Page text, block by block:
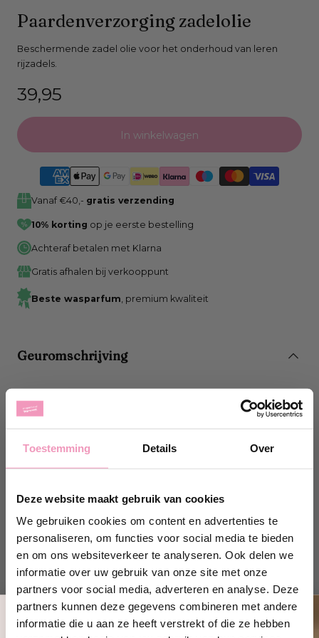
Toestemming Details Over
Deze website maakt gebruik van cookies
We gebruiken cookies om content en advertenties te
personaliseren, om functies voor social media te bieden
en om ons websiteverkeer te analyseren. Ook delen we
informatie over uw gebruik van onze site met onze
partners voor social media, adverteren en analyse. Deze
partners kunnen deze gegevens combineren met andere
informatie die u aan ze heeft verstrekt of die ze hebben
Open
0
in
venster
Paardenverzorging zadelolie
Beschermende zadel olie voor het onderhoud van leren
rijzadels.
Normale
prijs
39,95
In winkelwagen
Vanaf €40,- gratis verzending
10% korting op je eerste bestelling
Achteraf betalen met Klarna
Gratis afhalen bij verkooppunt
Beste wasparfum , premium kwaliteit
Geuromschrijving
Hoe te gebruiken?
Maak het leren zadel schoon met deze zadelolie. Fles
goed schudden en vervolgens de olie gelijkmatig over
het gehele te behandelen oppervlak aanbrengen met
Laat drogen bij kamertemperatuur. Het is raadzaam om
met kleine dosis te werk te gaan, afhankelijk van het
onderhoud van het zadel.
Productspecificaties